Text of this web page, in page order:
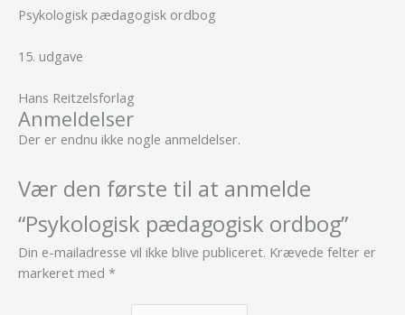
Psykologisk pædagogisk ordbog
15. udgave
Hans Reitzelsforlag
Anmeldelser
Der er endnu ikke nogle anmeldelser.
Vær den første til at anmelde
“Psykologisk pædagogisk ordbog”
Din e-mailadresse vil ikke blive publiceret. Krævede felter er
markeret med *